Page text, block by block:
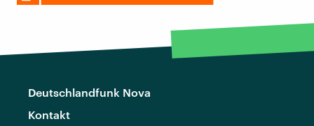
Deutschlandfunk Nova
Kontakt